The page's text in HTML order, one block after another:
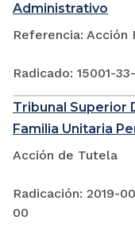
Administrativo
Referencia: Acción
Radicado: 15001-
Tribunal Superior
Familia Unitaria
Acción de Tutela
Radicación: 2019-
00